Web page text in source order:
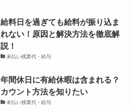
給料日を過ぎても給料が振り込ま
れない！原因と解決方法を徹底解
説！
未払い残業代・給与
年間休日に有給休暇は含まれる？
カウント方法を知りたい
未払い残業代・給与